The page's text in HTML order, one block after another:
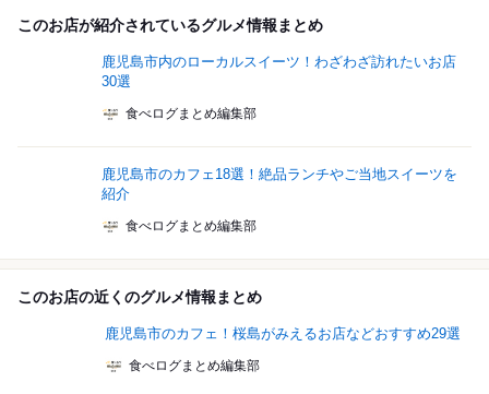
このお店が紹介されているグルメ情報まとめ
鹿児島市内のローカルスイーツ！わざわざ訪れたいお店
30選
食べログまとめ編集部
鹿児島市のカフェ18選！絶品ランチやご当地スイーツを
紹介
食べログまとめ編集部
このお店の近くのグルメ情報まとめ
鹿児島市のカフェ！桜島がみえるお店などおすすめ29選
食べログまとめ編集部